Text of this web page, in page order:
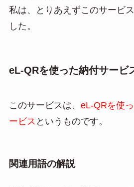
私は、とりあえずこのサービ
した。
eL-QRを使った納付サービ
このサービスは、 eL-QRを使
ービス というものです。
関連用語の解説